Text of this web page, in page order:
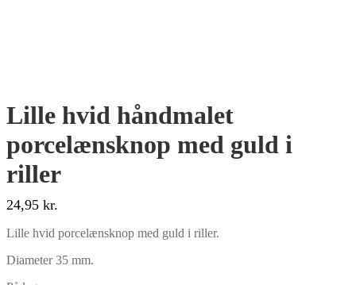
Lille hvid håndmalet
porcelænsknop med guld i
riller
24,95 kr.
Lille hvid porcelænsknop med guld i riller.
Diameter 35 mm.